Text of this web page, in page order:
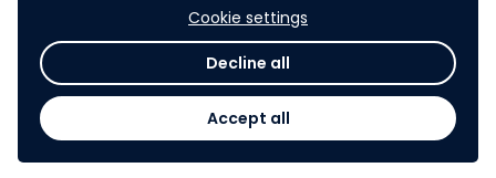
Cookie settings
Decline all
Accept all
mettre en œuvre.
Agissons ensemble pour un logement plus résilient.
Relevons les défis dès maintenant !